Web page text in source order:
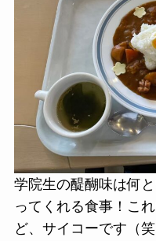
学院生の醍醐味は何
ってくれる食事！こ
ど、サイコーです（